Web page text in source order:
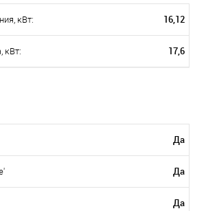
кВт: 16,12
кВт: 17,6
Да
Да
Да